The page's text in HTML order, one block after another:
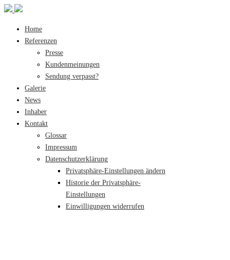
Home
Referenzen
Presse
Kundenmeinungen
Sendung verpasst?
Galerie
News
Inhaber
Kontakt
Glossar
Impressum
Datenschutzerklärung
Privatsphäre-Einstellungen ändern
Historie der Privatsphäre-
Einstellungen
Einwilligungen widerrufen